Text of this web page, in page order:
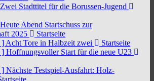
Zwei Stadttitel für die Borussen-Jugend
Heute Abend Startschuss zur
2025
Startseite
] Acht Tore in Halbzeit zwei
Startseite
] Hoffnungsvoller Start für die neue U23
] Nächste Testspiel-Ausfahrt: Holz-